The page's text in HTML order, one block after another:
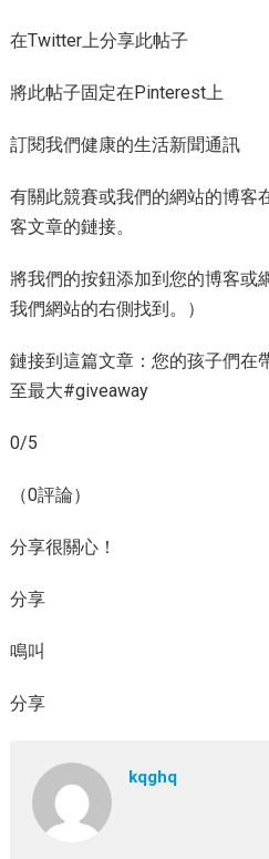
在Twitter上分享此帖子
將此帖子固定在Pinterest上
訂閱我們健康的生活新聞通訊
有關此競賽或我們的網站的博客
客文章的鏈接。
將我們的按鈕添加到您的博客或
我們網站的右側找到。）
鏈接到這篇文章：您的孩子們在
至最大#giveaway
0/5
（0評論）
分享很關心！
分享
鳴叫
分享
kqghq